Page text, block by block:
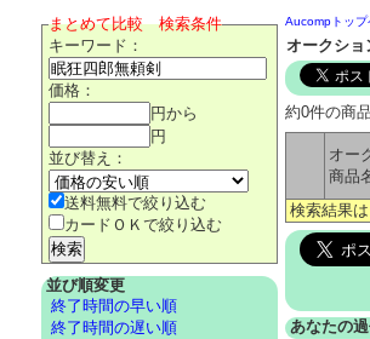
Aucompトップ
オークショ
約0件の商
オー
商品
検索結果
あなたの
まとめて比較 検索条件
キーワード：
価格：
円から
円
並び替え：
送料無料で絞り込む
カードＯＫで絞り込む
並び順変更
終了時間の早い順
終了時間の遅い順